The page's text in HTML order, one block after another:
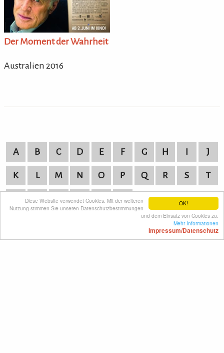
OK!
Diese Website verwendet Cookies. Mit der weiteren
Nutzung stimmen Sie unseren Datenschutzbestimmungen
und dem Einsatz von Cookies zu.
Mehr Informationen
Impressum/Datenschutz
Der Moment der Wahrheit
Australien 2016
A B C D E F G H I J
K L M N O P Q R S T
V W X Y Z